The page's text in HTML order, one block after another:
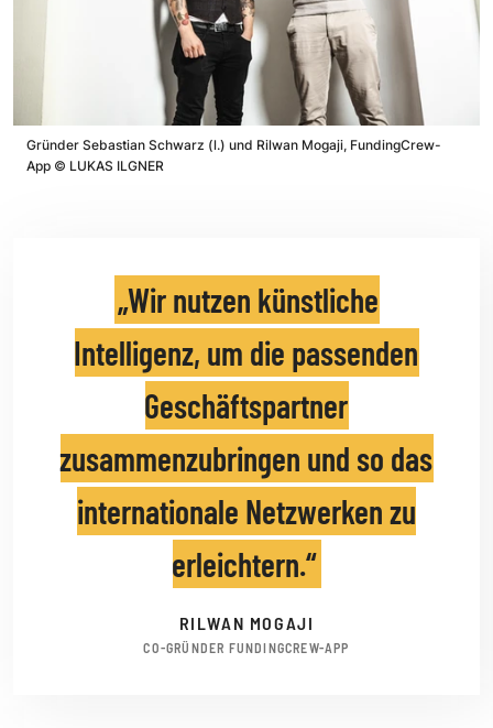
Gründer Sebastian Schwarz (l.) und Rilwan Mogaji, FundingCrew-
App © LUKAS ILGNER
Wir nutzen künstliche
Intelligenz, um die passenden
Geschäftspartner
zusammenzubringen und so das
internationale Netzwerken zu
erleichtern.
RILWAN MOGAJI
CO-GRÜNDER FUNDINGCREW-APP